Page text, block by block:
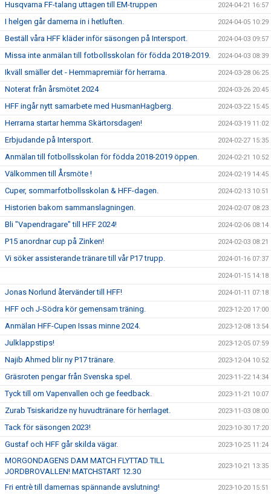
Husqvarna FF-talang uttagen till EM-truppen 2024-04-21 16:57
I helgen går damerna in i hetluften. 2024-04-05 10:29
Beställ våra HFF kläder inför säsongen på Intersport. 2024-04-03 09:57
Missa inte anmälan till fotbollsskolan för födda 2018-2019. 2024-04-03 08:39
Ikväll smäller det - Hemmapremiär för herrarna. 2024-03-28 06:25
Noterat från årsmötet 2024 2024-03-26 20:45
HFF ingår nytt samarbete med HusmanHagberg. 2024-03-22 15:45
Herrarna startar hemma Skärtorsdagen! 2024-03-19 11:02
Erbjudande på Intersport. 2024-02-27 15:35
Anmälan till fotbollsskolan för födda 2018-2019 öppen. 2024-02-21 10:52
Välkommen till Årsmöte ! 2024-02-19 14:45
Cuper, sommarfotbollsskolan & HFF-dagen. 2024-02-13 10:51
Historien bakom sammanslagningen. 2024-02-07 08:23
Bli "Vapendragare" till HFF 2024! 2024-02-06 08:14
P15 anordnar cup på Zinken! 2024-02-03 08:21
Vi söker assisterande tränare till vår P17 trupp. 2024-01-16 07:37
2024-01-15 14:18
Jonas Norlund återvänder till HFF! 2024-01-11 07:18
HFF och J-Södra kör gemensam träning. 2023-12-20 17:00
Anmälan HFF-Cupen Issas minne 2024. 2023-12-08 13:54
Julklappstips! 2023-12-05 07:59
Najib Ahmed blir ny P17 tränare. 2023-12-04 10:52
Gräsroten pengar från Svenska spel. 2023-11-22 14:34
Tyck till om Vapenvallen och ge feedback. 2023-11-21 10:07
Zurab Tsiskaridze ny huvudtränare för herrlaget. 2023-11-03 08:00
Tack för säsongen 2023! 2023-10-30 17:20
Gustaf och HFF går skilda vägar. 2023-10-25 11:24
MORGONDAGENS DAM MATCH FLYTTAD TILL
JORDBROVALLEN! MATCHSTART 12.30
2023-10-21 13:35
Fri entrè till damernas spännande avslutning! 2023-10-20 15:51